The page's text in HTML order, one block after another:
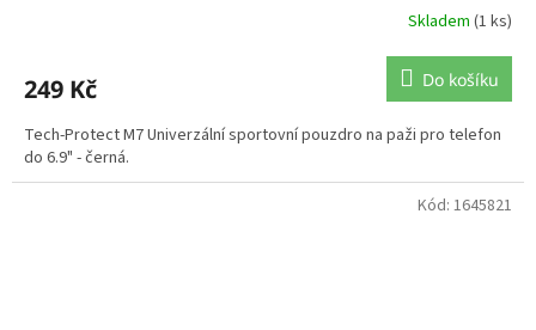
Skladem (1 ks)
249 Kč Do košíku
Tech-Protect M7 Univerzální sportovní pouzdro na paži pro telefon
do 6.9" - černá.
Kód: 1645821